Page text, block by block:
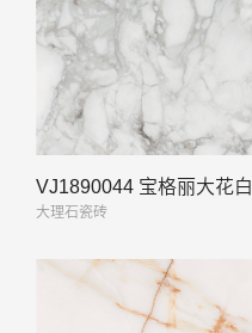
VJ1890044 宝格丽大花白
大理石瓷砖